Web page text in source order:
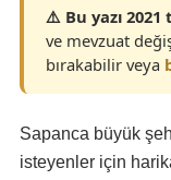
⚠️ Bu yazı
ve mevzuat
bırakabilir veya
Sapanca büyük şehirlere yakınlığından dolayı gezmek
isteyenler için